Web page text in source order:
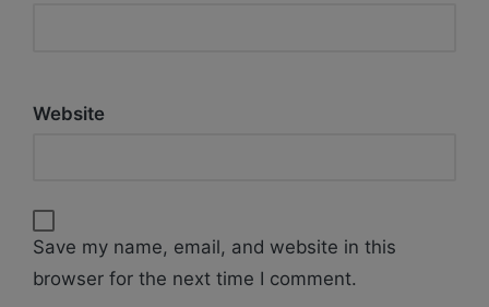
Website
Save my name, email, and website in this
browser for the next time I comment.